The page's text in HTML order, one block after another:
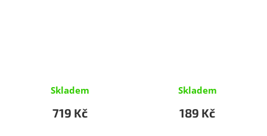
Skladem
719 Kč
Skladem
189 Kč